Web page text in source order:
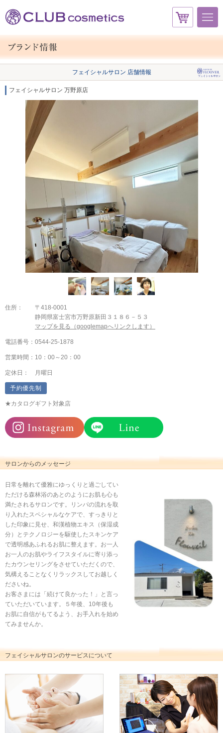
フェイシャルサロン 店舗情報
フェイシャルサロン 万野原店
住所：
〒418-0001
静岡県富士宮市万野原新田３１８６－５３
マップを見る（googlemapへリンクします）
電話番号： 0544-25-1878
営業時間： 10：00～20：00
定休日： 月曜日
予約優先制
★カタログギフト対象店
サロンからのメッセージ
日常を離れて優雅にゆっくりと過ごしてい
ただける森林浴のあとのようにお肌も心も
満たされるサロンです。リンパの流れを取
り入れたスペシャルなケアで、すっきりと
した印象に見せ、和漢植物エキス（保湿成
分）とテクノロジーを駆使したスキンケア
で透明感あふれるお肌に整えます。お一人
お一人のお肌やライフスタイルに寄り添っ
たカウンセリングをさせていただくので、
気構えることなくリラックスしてお越しく
ださいね。
お客さまには「続けて良かった！」と言っ
ていただいています。５年後、10年後も
お肌に自信がもてるよう、お手入れを始め
てみませんか。
フェイシャルサロンのサービスについて